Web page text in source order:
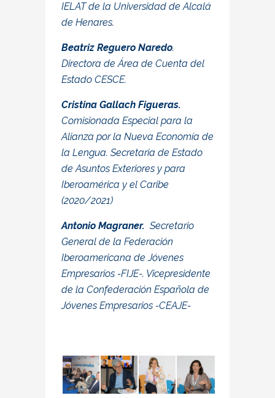
IELAT de la Universidad de Alcalá
de Henares.
Beatriz Reguero Naredo.
Directora de Área de Cuenta del
Estado CESCE.
Cristina Gallach Figueras.
Comisionada Especial para la
Alianza por la Nueva Economía de
la Lengua. Secretaria de Estado
de Asuntos Exteriores y para
Iberoamérica y el Caribe
(2020/2021)
Antonio Magraner. Secretario
General de la Federación
Iberoamericana de Jóvenes
Empresarios -FIJE-. Vicepresidente
de la Confederación Española de
Jóvenes Empresarios -CEAJE-